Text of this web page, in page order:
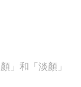
」和「淡顏」